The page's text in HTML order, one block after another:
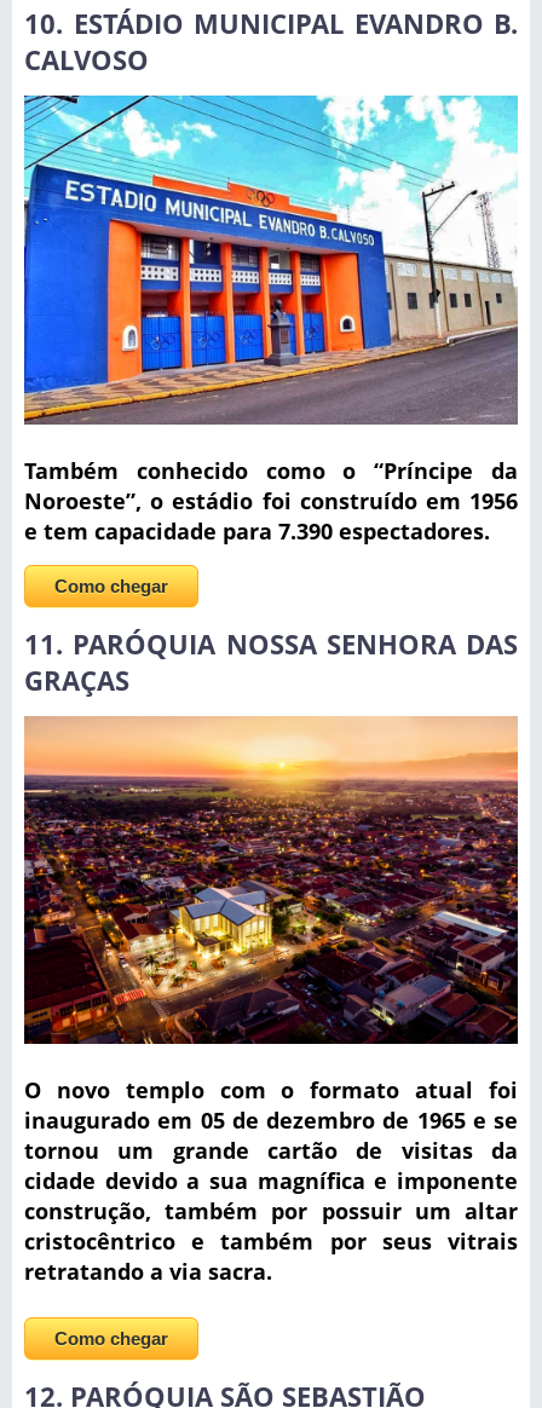
10. ESTÁDIO MUNICIPAL EVANDRO B.
CALVOSO
Também conhecido como o “Príncipe da
Noroeste”, o estádio foi construído em 1956
e tem capacidade para 7.390 espectadores.
Como chegar
11. PARÓQUIA NOSSA SENHORA DAS
GRAÇAS
O novo templo com o formato atual foi
inaugurado em 05 de dezembro de 1965 e se
tornou um grande cartão de visitas da
cidade devido a sua magnífica e imponente
construção, também por possuir um altar
cristocêntrico e também por seus vitrais
retratando a via sacra.
Como chegar
12. PARÓQUIA SÃO SEBASTIÃO